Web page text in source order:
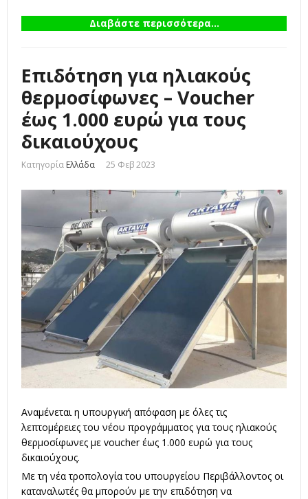
Διαβάστε περισσότερα...
Επιδότηση για ηλιακούς
θερμοσίφωνες – Voucher
έως 1.000 ευρώ για τους
δικαιούχους
Κατηγορία Ελλάδα 25 Φεβ 2023
Αναμένεται η υπουργική απόφαση με όλες τις
λεπτομέρειες του νέου προγράμματος για τους ηλιακούς
θερμοσίφωνες με voucher έως 1.000 ευρώ για τους
δικαιούχους.
Με τη νέα τροπολογία του υπουργείου Περιβάλλοντος οι
καταναλωτές θα μπορούν με την επιδότηση να